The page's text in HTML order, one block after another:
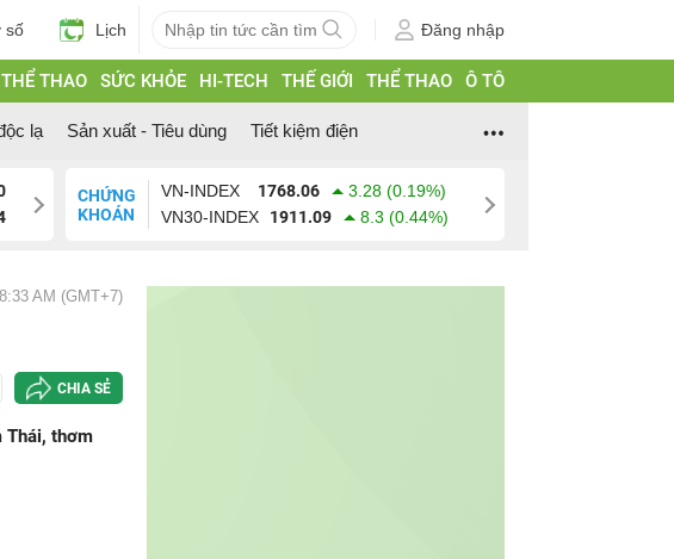
số Lịch Đăng nhập
THAO SỨC KHỎE HI-TECH THẾ GIỚI THỂ THAO Ô TÔ
lạ Sản xuất - Tiêu dùng Tiết kiệm điện
CHỨNG
KHOÁN
VN-INDEX 1768.06
3.28 (0.19%)
VN30-INDEX
1911.09 8.3 (0.44%)
AM (GMT+7)
CHIA SẺ
Thái, thơm